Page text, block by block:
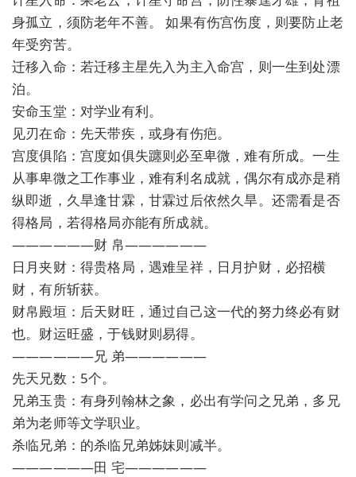
身孤立，须防老年不善。 如果有伤宫伤度，则要防止老
年受穷苦。
迁移入命：若迁移主星先入为主入命宫，则一生到处漂
泊。
安命玉堂：对学业有利。
见刃在命：先天带疾，或身有伤疤。
宫度俱陷：宫度如俱失躔则必至卑微，难有所成。一生
从事卑微之工作事业，难有利名成就，偶尔有成亦是稍
纵即逝，久旱逢甘霖，甘霖过后依然久旱。还需看是否
得格局，若得格局亦能有所成就。
——————财 帛——————
日月夹财：得贵格局，遇难呈祥，日月护财，必招横
财，有所斩获。
财帛殿垣：后天财旺，通过自己这一代的努力终必有财
也。财运旺盛，于钱财则易得。
——————兄 弟——————
先天兄数：5个。
兄弟玉贵：有身列翰林之象，必出有学问之兄弟，多兄
弟为老师等文学职业。
杀临兄弟：的杀临兄弟姊妹则减半。
——————田 宅——————